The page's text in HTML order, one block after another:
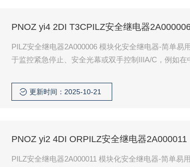
PNOZ yi4 2DI T3CPILZ安全继电器
PILZ安全继电器2A000006 模块化安全继电器-简单易
于监控紧急停止、安全光幕或双手控制IIIA/C，例如在
更新时间：2025-10-21
PNOZ yi2 4DI ORPILZ安全继电器2A000011
PILZ安全继电器2A000011 模块化安全继电器-简单易